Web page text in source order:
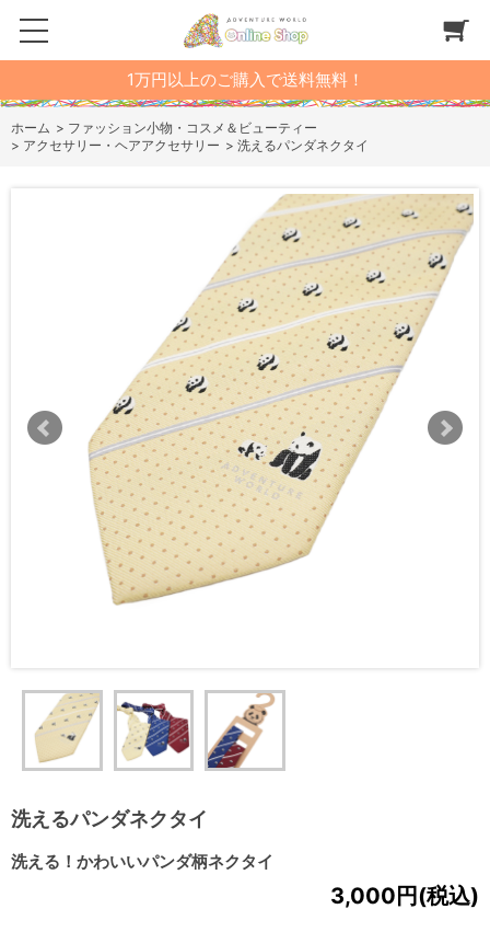
1万円以上のご購入で送料無料！
ホーム > ファッション小物・コスメ＆ビューティー
> アクセサリー・ヘアアクセサリー > 洗えるパンダネクタイ
洗えるパンダネクタイ
洗える！かわいいパンダ柄ネクタイ
3,000円(税込)